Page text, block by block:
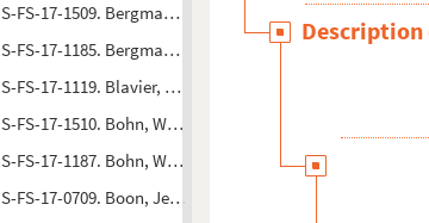
FS-17-1509. Bergman, Pär
FS-17-1185. Bergman, Pär
FS-17-1119. Blavier, André
FS-17-1510. Bohn, Willard
FS-17-1187. Bohn, Willard
FS-17-0709. Boon, Jean
Description